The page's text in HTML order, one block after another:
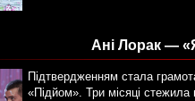
Ані Лорак —
Підтвердженням стала
«Підйом». Три місяці